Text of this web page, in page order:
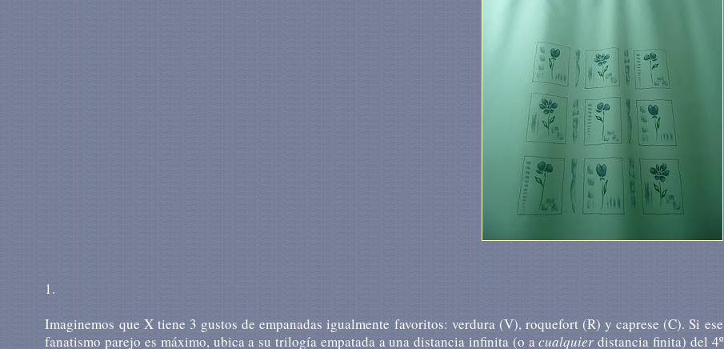
1.
Imaginemos que X tiene 3 gustos de empanadas igualmente favoritos: verdura (V), roquefort (R) y caprese (C). Si ese
fanatismo parejo es máximo, ubica a su trilogía empatada a una distancia infinita (o acualquier distancia finita) del 4º